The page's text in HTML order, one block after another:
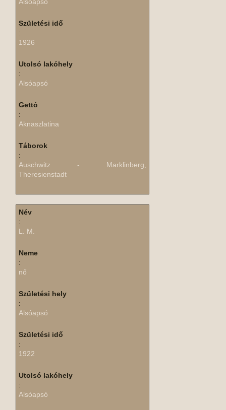
Születési idő
:
1926
Utolsó lakóhely
:
Alsóapsó
Gettó
:
Aknaszlatina
Táborok
:
Auschwitz - Marklinberg,
Theresienstadt
Név
:
L. M.
Neme
:
nő
Születési hely
:
Alsóapsó
Születési idő
:
1922
Utolsó lakóhely
:
Alsóapsó